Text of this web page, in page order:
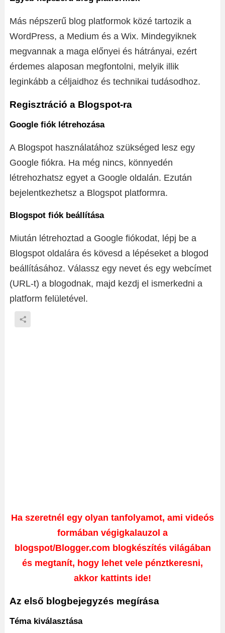
Más népszerű blog platformok közé tartozik a
WordPress, a Medium és a Wix. Mindegyiknek
megvannak a maga előnyei és hátrányai, ezért
érdemes alaposan megfontolni, melyik illik
leginkább a céljaidhoz és technikai tudásodhoz.
Regisztráció a Blogspot-ra
Google fiók létrehozása
A Blogspot használatához szükséged lesz egy
Google fiókra. Ha még nincs, könnyedén
létrehozhatsz egyet a Google oldalán. Ezután
bejelentkezhetsz a Blogspot platformra.
Blogspot fiók beállítása
Miután létrehoztad a Google fiókodat, lépj be a
Blogspot oldalára és kövesd a lépéseket a blogod
beállításához. Válassz egy nevet és egy webcímet
(URL-t) a blogodnak, majd kezdj el ismerkedni a
platform felületével.
Ha szeretnél egy olyan tanfolyamot, ami videós
formában végigkalauzol a
blogspot/Blogger.com blogkészítés világában
és megtanít, hogy lehet vele pénztkeresni,
akkor kattints ide!
Az első blogbejegyzés megírása
Téma kiválasztása